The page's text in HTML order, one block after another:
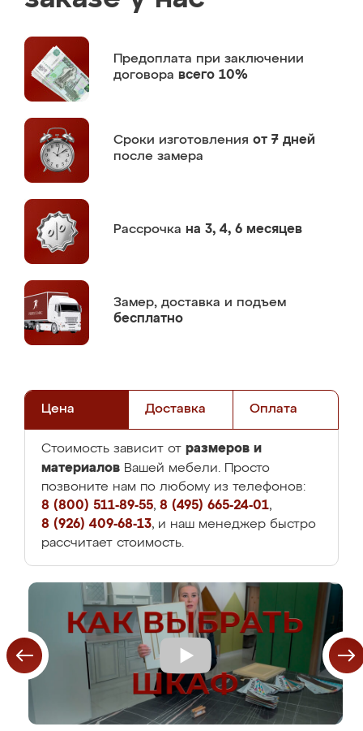
Предоплата при заключении
договора всего 10%
Сроки изготовления от 7 дней
после замера
Рассрочка на 3, 4, 6 месяцев
Замер, доставка и подъем
бесплатно
Цена Доставка Оплата
Стоимость зависит от размеров и
материалов Вашей мебели. Просто
позвоните нам по любому из телефонов:
8 (800) 511-89-55, 8 (495) 665-24-01,
8 (926) 409-68-13, и наш менеджер быстро
рассчитает стоимость.